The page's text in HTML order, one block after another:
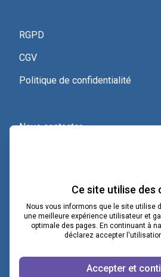
RGPD
CGV
Politique de confidentialité
Nous contacter
Ce site utilise des
Nous vous informons que le site utilise
une meilleure expérience utilisateur et
optimale des pages. En continuant à
déclarez accepter
Accepter et